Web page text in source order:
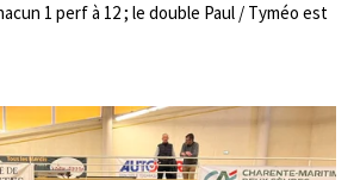
1 perf à 12 ; le double Paul / Tyméo est